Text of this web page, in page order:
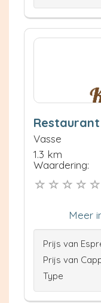
Vasse
1.3 km
Waardering:
Meer
Prijs van
Prijs van
Type